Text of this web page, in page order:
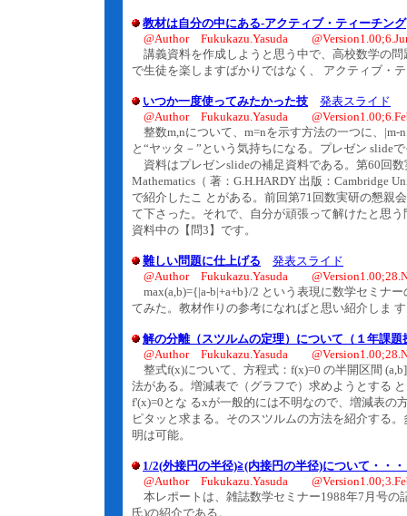
教材は自分の中にある-アクティブ・ティーチング
@Author Fukukazu.Yasuda
講義資料を作成しようと思う中で、高校数学の
で生徒を楽しますばかりではなく、 アクティブ・
いつか一度使ってみたかった技
発表スライド
@Author Fukukazu.Yasuda
整数m,nについて、m=nを示す方法の一つに、|m-
と“ヤッタ－”という気持ちになる。プレゼン slide
資料はプレゼンslideの補足資料である。第60回数
Mathematics（ 著：G.H.HARDY 出版：Cambridge
で紹介したこ とがある。前回第71回数実研の懇親
て下さった。それで、自分が頑張って解けたと思
資料中の【問3】です。
難しい問題に仕上げる
発表スライド
@Author Fukukazu.Yasuda
max(a,b)={|a-b|+a+b}/2 という表現に数学セミナ
てみた。教材作りの参考になればと思い紹介しま
解の分離（スツルムの定理）について（１年課題
@Author Fukukazu.Yasuda
整式f(x)について、方程式：f(x)=0 の半開区間
法がある。増減表で（グラフで）求めようとする
f'(x)=0とな るxが一般的には不明なので、増減表の
ピタッと求まる。そのスツルムの方法を紹介する
明は可能。
1/2(外接円の半径)≧(内接円の半径)について・・
@Author Fukukazu.Yasuda
本レポートは、雑誌数学セミナー1988年7月号の
氏)の紹介である。